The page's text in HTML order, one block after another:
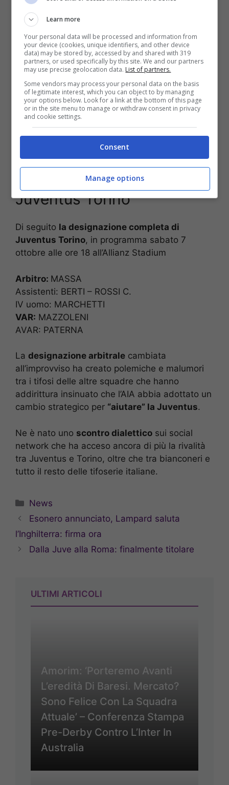
del match tra Juventus e Torino. A circa 48 ore
dalla partita il forfait del direttore di gara
cambia i piani dell’AIA che ha comunicato anche
la sostituzione dell’arbitro.
“L’arbitro Antonio Rapuano, inizialmente
designato per la direzione della gara Juventus-
Torino sarà sostituito da Davide Massa. La
modifica si è resa necessaria in seguito ad un
infortunio muscolare alla schiena
tra Juventus e Torino.
La designazione di
Juventus Torino
Di seguito la designazione completa di
Juventus Torino, in programma sabato 7
ottobre alle ore 18 all’Allianz Stadium
Arbitro: MASSA
Assistenti: BERTI – ROSSI C.
IV uomo: MARCHETTI
VAR: MAZZOLENI
AVAR: PATERNA
La designazione arbitrale cambiata
all’improvviso ha creato polemiche e malumori
tra i tifosi delle altre squadre che hanno
addirittura insinuato che l’AIA abbia adottato un
cambio strategico per “aiutare” la Juventus.
Ne è nato uno scontro dialettico sui social
network che ha acceso ancora di più la rivalità
tra Juventus e Torino, oltre che tra bianconeri e
tutto il resto delle tifoserie italiane.
Categorie
News
Esonero annunciato, Lampard saluta
l’Inghilterra: firma ora
Dalla Juve alla Roma: finalmente titolare
ULTIMI ARTICOLI
Amorim: ‘Porteremo Avanti
L’eredità Di Baresi. Mercato?
Sono Felice Con La Squadra
Attuale’ – Conferenza Stampa
Pre-Derby Contro L’Inter In
Australia
Learn more
Your personal data will be processed and information from
your device (cookies, unique identifiers, and other device
data) may be stored by, accessed by and shared with 319
partners, or used specifically by this site. We and our partners
may use precise geolocation data. List of partners.
Some vendors may process your personal data on the basis
of legitimate interest, which you can object to by managing
your options below. Look for a link at the bottom of this page
or in the site menu to manage or withdraw consent in privacy
and cookie settings.
Consent
Manage options